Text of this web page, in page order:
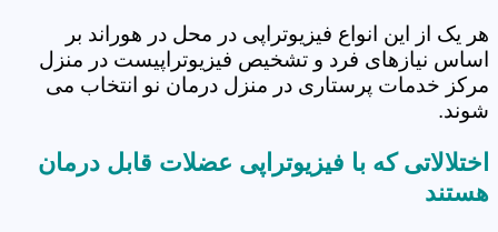
هر یک از این انواع فیزیوتراپی در محل در هوراند بر
اساس نیازهای فرد و تشخیص فیزیوتراپیست در منزل
مرکز خدمات پرستاری در منزل درمان نو انتخاب می
شوند.
اختلالاتی که با فیزیوتراپی عضلات قابل درمان
هستند